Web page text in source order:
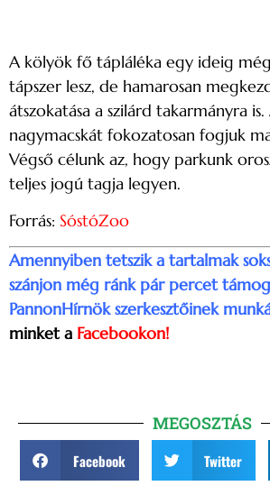
A kölyök fő tápláléka egy ideig
tápszer lesz, de hamarosan
átszokatása a szilárd takarmányra
nagymacskát fokozatosan fogjuk
Végső célunk az, hogy parkunk
teljes jogú tagja legyen.
Forrás: SóstóZoo
Amennyiben tetszik a tartalmak
szánjon még ránk pár percet
PannonHírnök szerkesztőinek
minket a Facebookon!
MEGOSZTÁS
Facebook Twitter